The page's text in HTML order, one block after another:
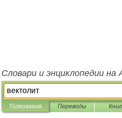
Словари и энциклопедии на
Толкования Переводы